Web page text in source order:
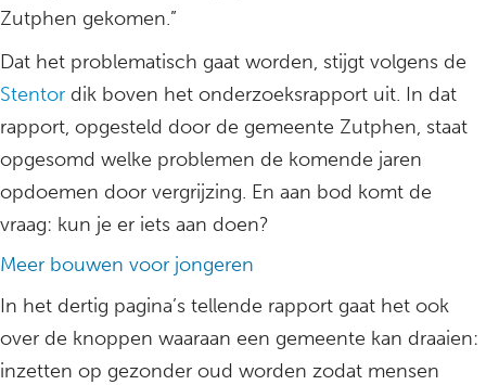
Zutphen gekomen.”
Dat het problematisch gaat worden, stijgt volgens de
Stentor dik boven het onderzoeksrapport uit. In dat
rapport, opgesteld door de gemeente Zutphen, staat
opgesomd welke problemen de komende jaren
opdoemen door vergrijzing. En aan bod komt de
vraag: kun je er iets aan doen?
Meer bouwen voor jongeren
In het dertig pagina’s tellende rapport gaat het ook
over de knoppen waaraan een gemeente kan draaien:
inzetten op gezonder oud worden zodat mensen